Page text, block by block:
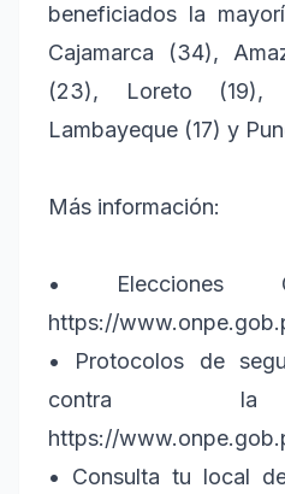
beneficiados la
Cajamarca (34),
(23), Loreto (19),
Lambayeque (17) y
Más información:
• Elecciones
https://
• Protocolos de
contra la
https://
• Consulta tu local